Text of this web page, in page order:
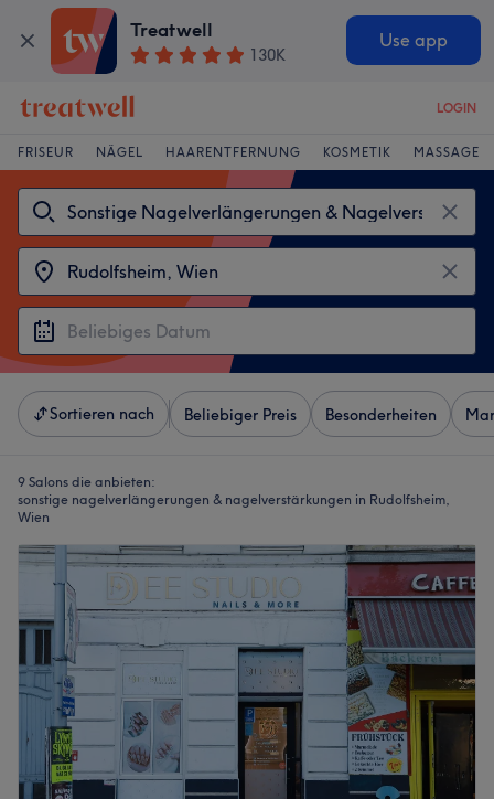
Treatwell
130K
Use app
LOGIN
FRISEUR NÄGEL HAARENTFERNUNG KOSMETIK MASSAGE
Sortieren nach Beliebiger Preis Besonderheiten
9 Salons die anbieten:
sonstige nagelverlängerungen & nagelverstärkungen in Rudolfsheim,
Wien